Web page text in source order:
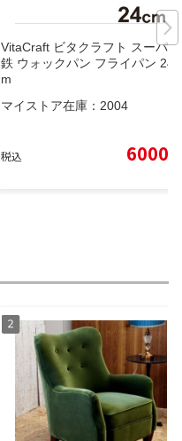
VitaCraft ビタクラフト スーパー
鉄 ウォックパン フライパン 24c
m
マイストア在庫： 2004
税込 6000